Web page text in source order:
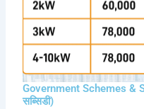
Government Schemes &
सब्सिडी)